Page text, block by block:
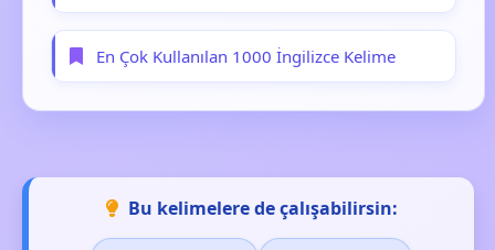
En Çok Kullanılan 1000 İngilizce Kelime
Bu kelimelere de çalışabilirsin: